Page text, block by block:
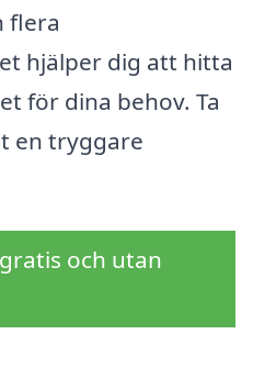
flera
hjälper dig att hitta
för dina behov. Ta
en tryggare
och utan